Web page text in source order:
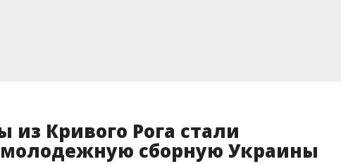
Кривого Рога стали
сборную Украины